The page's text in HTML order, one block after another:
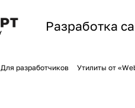
Разработка
Для разработчиков Утилиты от